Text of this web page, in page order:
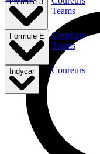
Teams
Formule E
Coureurs
Teams
Indycar Coureurs